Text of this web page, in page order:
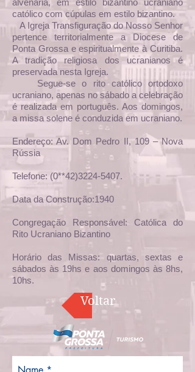
alvenaria, em estilo bizantino ucraniano
católico com cúpulas em estilo bizantino.
A Igreja Transfiguração do Nosso Senhor
pertence territorialmente a Diocese de
Ponta Grossa e espiritualmente à Curitiba.
A tradição religiosa dos ucranianos é
preservada nesta Igreja.
Segue-se o rito católico ortodoxo
ucraniano, apenas no sábado a celebração
é realizada em português. Aos domingos,
a missa solene é conduzida em ucraniano.
Endereço: Av. Dom Pedro II, 109 – Nova
Rússia
Telefone: (0**42)3224-5407.
Data da Construção:1940
Congregação Responsável: Católica do
Rito Ucraniano Bizantino
Horário das Missas: quartas, sextas e
sábados às 19hs e aos domingos às 8hs,
10hs.
Voltar